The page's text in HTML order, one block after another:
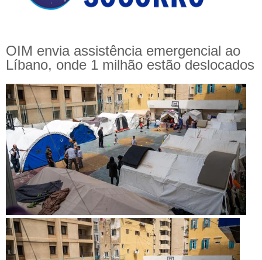
OIM envia assistência emergencial ao
Líbano, onde 1 milhão estão deslocados